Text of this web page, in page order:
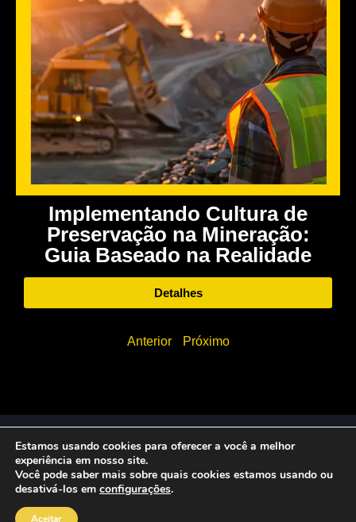
Implementando Cultura de
Preservação na Mineração:
Guia Baseado na Realidade
Detalhes
Anterior Próximo
Desenvolvido por Tiberis
Estamos usando cookies para oferecer a você a melhor
experiência em nosso site.
Você pode saber mais sobre quais cookies estamos usando ou
desativá-los em configurações.
Aceitar